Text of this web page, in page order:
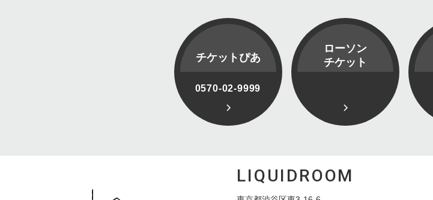
チケットぴあ
0570-02-9999
ローソン
チケット
LIQUIDROOM